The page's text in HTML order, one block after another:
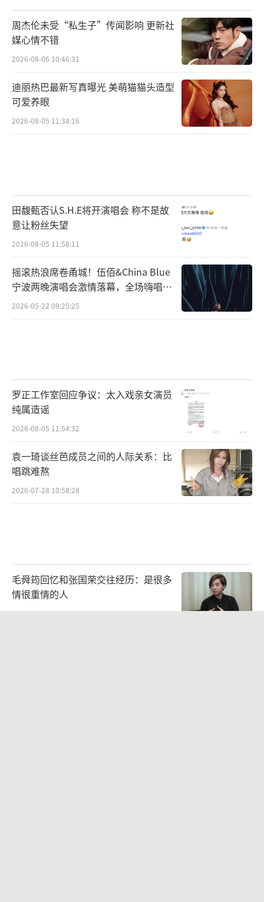
说一遍,那能不能再跟我,见一面,那时的我没能,
拼好这些碎片,我从不相信诺言,直到你全都兑
现,我说你变了一切,你说一切都没变”——《是
什么让我遇见这样的你》
《中国说唱巅峰对决2023》,赢得《说唱听我的
2》《中国说唱巅峰对决》双冠王的早安,在
《中国说唱巅峰对决2023》中依然稳定发挥。
歌曲《鹊》《沙》《On Da Ground》《健将》
周杰伦未受“私生子”传闻影响 更新社
媒心情不错
2026-08-06 10:46:31
迪丽热巴最新写真曝光 美萌猫猫头造型
可爱养眼
2026-08-05 11:34:16
田馥甄否认S.H.E将开演唱会 称不是故
意让粉丝失望
2026-08-05 11:58:11
摇滚热浪席卷甬城！伍佰&China Blue
宁波两晚演唱会激情落幕，全场嗨唱氛
围炸裂
2026-05-22 09:25:25
罗正工作室回应争议：太入戏亲女演员
纯属造谣
2026-08-05 11:54:32
袁一琦谈丝芭成员之间的人际关系：比
唱跳难熬
2026-07-28 10:58:28
毛舜筠回忆和张国荣交往经历：是很多
情很重情的人
2026-07-28 11:00:25